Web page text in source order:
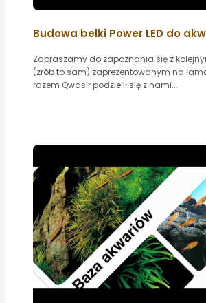
Budowa belki Power LED do
Zapraszamy do zapoznania się z
(zrób to sam) zaprezentowanym na
razem Qwasir podzielił się z nami...